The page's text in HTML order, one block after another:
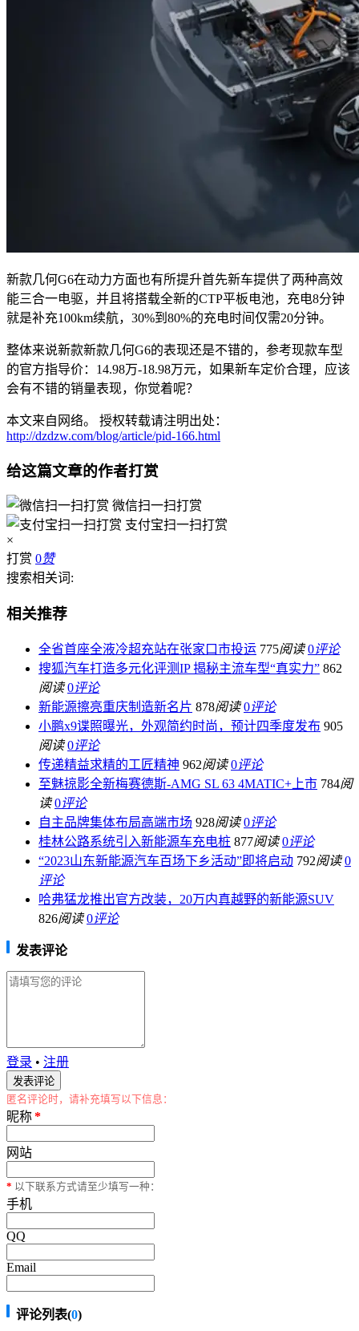
新款几何G6在动力方面也有所提升首先新车提供了两种高效
能三合一电驱，并且将搭载全新的CTP平板电池，充电8分钟
就是补充100km续航，30%到80%的充电时间仅需20分钟。
整体来说新款新款几何G6的表现还是不错的，参考现款车型
的官方指导价：14.98万-18.98万元，如果新车定价合理，应该
会有不错的销量表现，你觉着呢？
本文来自网络。 授权转载请注明出处：
http://dzdzw.com/blog/article/pid-166.html
给这篇文章的作者打赏
微信扫一扫打赏
支付宝扫一扫打赏
×
打赏 0赞
搜索相关词:
相关推荐
全省首座全液冷超充站在张家口市投运 775阅读 0评论
搜狐汽车打造多元化评测IP 揭秘主流车型“真实力” 862
阅读 0评论
新能源擦亮重庆制造新名片 878阅读 0评论
小鹏x9谍照曝光，外观简约时尚，预计四季度发布 905
阅读 0评论
传递精益求精的工匠精神 962阅读 0评论
至魅掠影全新梅赛德斯-AMG SL 63 4MATIC+上市 784阅
读 0评论
自主品牌集体布局高端市场 928阅读 0评论
桂林公路系统引入新能源车充电桩 877阅读 0评论
“2023山东新能源汽车百场下乡活动”即将启动 792阅读 0
评论
哈弗猛龙推出官方改装，20万内真越野的新能源SUV
826阅读 0评论
发表评论
登录 • 注册
匿名评论时，请补充填写以下信息：
昵称*
网站
* 以下联系方式请至少填写一种：
手机
QQ
Email
评论列表(0)